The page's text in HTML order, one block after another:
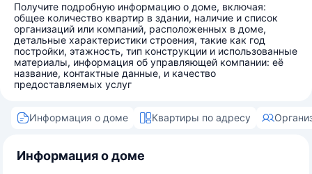
Получите подробную информацию о доме, включая:
общее количество квартир в здании, наличие и список
организаций или компаний, расположенных в доме,
детальные характеристики строения, такие как год
постройки, этажность, тип конструкции и использованные
материалы, информация об управляющей компании: её
название, контактные данные, и качество
предоставляемых услуг
Информация о доме Квартиры по адресу
Информация о доме